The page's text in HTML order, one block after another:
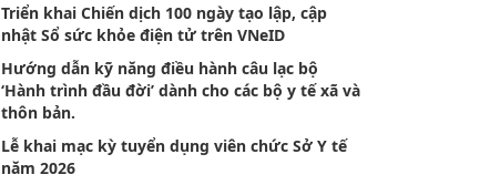
Triển khai Chiến dịch 100 ngày tạo lập, cập
nhật Sổ sức khỏe điện tử trên VNeID
Hướng dẫn kỹ năng điều hành câu lạc bộ
‘Hành trình đầu đời’ dành cho các bộ y tế xã và
thôn bản.
Lễ khai mạc kỳ tuyển dụng viên chức Sở Y tế
năm 2026